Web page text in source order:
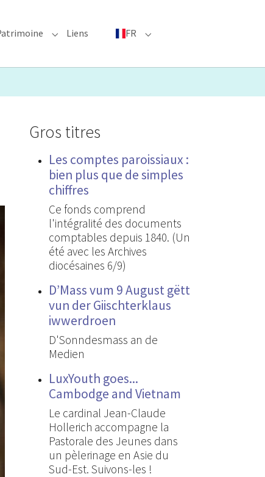
for "Événements phares"
Submenu for "Patrimoine"
Liens FR Submenu for "FR"
Gros titres
Les comptes paroissiaux :
bien plus que de simples
chiffres
Ce fonds comprend
l'intégralité des documents
comptables depuis 1840. (Un
été avec les Archives
diocésaines 6/9)
D’Mass vum 9 August gëtt
vun der Giischterklaus
iwwerdroen
D'Sonndesmass an de
Medien
LuxYouth goes...
Cambodge and Vietnam
Le cardinal Jean-Claude
Hollerich accompagne la
Pastorale des Jeunes dans
un pèlerinage en Asie du
Sud-Est. Suivons-les !